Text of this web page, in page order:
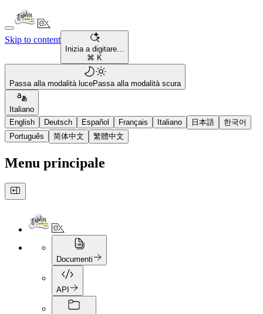
Skip to content
Inizia a digitare...
⌘ K
Passa alla modalità lucePassa alla modalità scura
Italiano
English
Deutsch Español Français Italiano 日本語
한국어
Português
简体中文 繁體中文
Menu principale
Documenti
API